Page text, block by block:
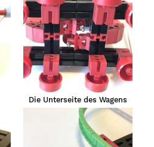
Die Unterseite des Wagens